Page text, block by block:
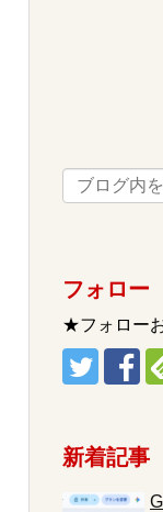
フォロー
★フォロー
新着記事